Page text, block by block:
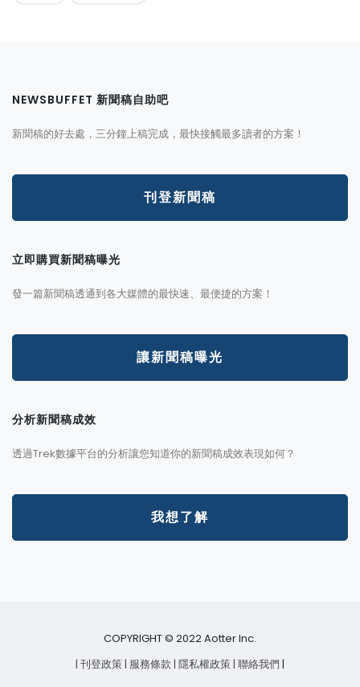
NEWSBUFFET 新聞稿自助吧
新聞稿的好去處，三分鐘上稿完成，最快接觸最多讀者的方案！
刊登新聞稿
立即購買新聞稿曝光
發一篇新聞稿透通到各大媒體的最快速、最便捷的方案！
讓新聞稿曝光
分析新聞稿成效
透過Trek數據平台的分析讓您知道你的新聞稿成效表現如何？
我想了解
COPYRIGHT © 2022 Aotter Inc.
| 刊登政策| 服務條款| 隱私權政策| 聯絡我們 |